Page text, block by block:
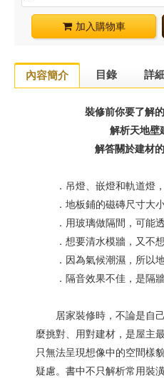
加入購物車
內容簡介 目錄 詳
裝修前你要了解
解析天地壁
解答關於建材
．吊燈、嵌燈和軌道燈，
．地板鋪的磁磚尺寸大小
．用玻璃做隔間，可能透
．想要清水模牆，又不想
．因為氣候潮濕，所以地
．隔音效果不佳，是隔牆
居家裝修時，不論是自己
麼挑對、用對建材，是屋主
只無法呈現想像中的空間樣
疑慮。書中不只解析常用裝